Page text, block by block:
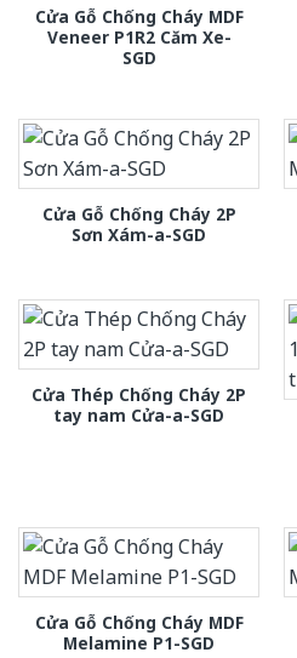
Cửa Gỗ Chống Cháy MDF
Veneer P1R2 Căm Xe-
SGD
Cửa Gỗ Chống Cháy 2P
Sơn Xám-a-SGD
Cửa Thép Chống Cháy 2P
tay nam Cửa-a-SGD
Cửa Gỗ Chống Cháy MDF
Melamine P1-SGD